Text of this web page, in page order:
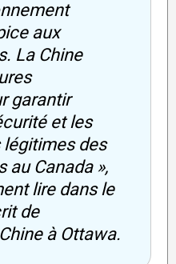
aux
La Chine
garantir
et les
des
au Canada »,
lire dans le
de
à Ottawa.